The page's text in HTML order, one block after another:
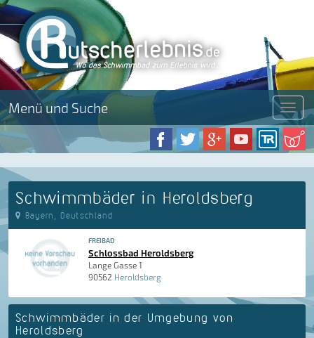
Menü und Suche Menü
Schwimmbäder in Heroldsberg
Bayern, Deutschland
FREIBAD
Schlossbad Heroldsberg
Lange Gasse 1
90562 Heroldsberg
Schwimmbäder in der Umgebung von
Heroldsberg